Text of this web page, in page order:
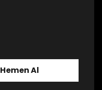
Hemen Al